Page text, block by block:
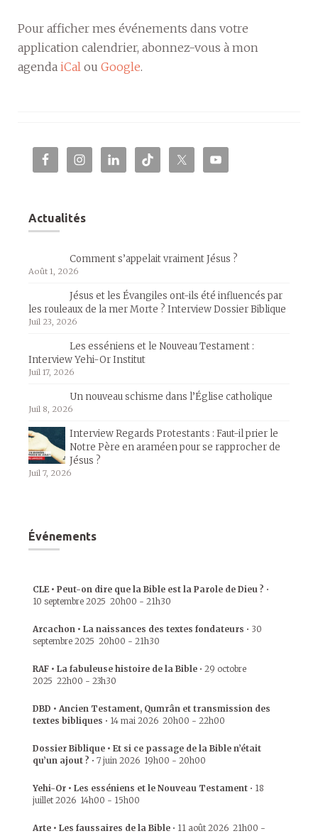
Pour afficher mes événements dans votre
application calendrier, abonnez-vous à mon
agenda iCal ou Google.
Actualités
Comment s’appelait vraiment Jésus ?
Août 1, 2026
Jésus et les Évangiles ont-ils été influencés par
les rouleaux de la mer Morte ? Interview Dossier Biblique
Juil 23, 2026
Les esséniens et le Nouveau Testament :
Interview Yehi-Or Institut
Juil 17, 2026
Un nouveau schisme dans l’Église catholique
Juil 8, 2026
Interview Regards Protestants : Faut-il prier le
Notre Père en araméen pour se rapprocher de
Jésus ?
Juil 7, 2026
Événements
CLE • Peut-on dire que la Bible est la Parole de Dieu ? •
10 septembre 2025 20h00 - 21h30
Arcachon • La naissances des textes fondateurs • 30
septembre 2025 20h00 - 21h30
RAF • La fabuleuse histoire de la Bible • 29 octobre
2025 22h00 - 23h30
DBD • Ancien Testament, Qumrân et transmission des
textes bibliques • 14 mai 2026 20h00 - 22h00
Dossier Biblique • Et si ce passage de la Bible n’était
qu’un ajout ? • 7 juin 2026 19h00 - 20h00
Yehi-Or • Les esséniens et le Nouveau Testament • 18
juillet 2026 14h00 - 15h00
Arte • Les faussaires de la Bible • 11 août 2026 21h00 -